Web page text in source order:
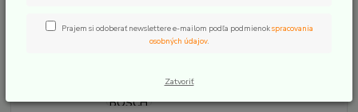
Prajem si odoberať newslettere e-mailom podľa podmienokspracovania
osobných údajov.
Zatvoriť